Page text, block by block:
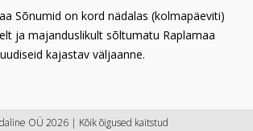
Sõnumid on kord nädalas (kolmapäeviti)
ja majanduslikult sõltumatu Raplamaa
uudiseid kajastav väljaanne.
OÜ 2026 | Kõik õigused kaitstud